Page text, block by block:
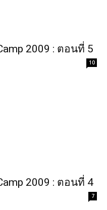
2009 : ตอนที่ 5
10
2009 : ตอนที่ 4
7